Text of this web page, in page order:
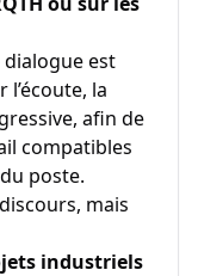
dialogue est
la
afin de
compatibles
poste.
mais
industriels